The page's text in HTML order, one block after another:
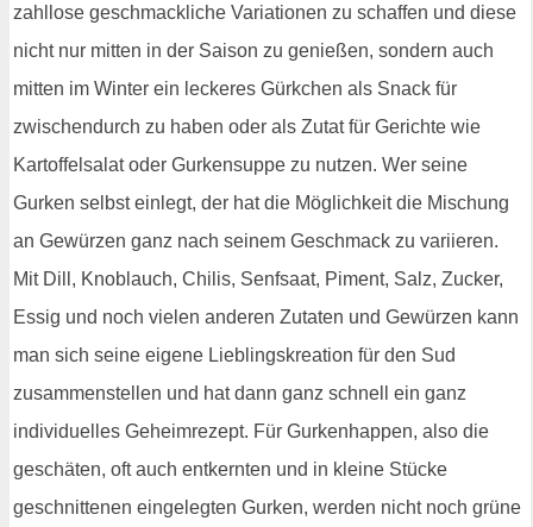
zahllose geschmackliche Variationen zu schaffen und diese
nicht nur mitten in der Saison zu genießen, sondern auch
mitten im Winter ein leckeres Gürkchen als Snack für
zwischendurch zu haben oder als Zutat für Gerichte wie
Kartoffelsalat oder Gurkensuppe zu nutzen. Wer seine
Gurken selbst einlegt, der hat die Möglichkeit die Mischung
an Gewürzen ganz nach seinem Geschmack zu variieren.
Mit Dill, Knoblauch, Chilis, Senfsaat, Piment, Salz, Zucker,
Essig und noch vielen anderen Zutaten und Gewürzen kann
man sich seine eigene Lieblingskreation für den Sud
zusammenstellen und hat dann ganz schnell ein ganz
individuelles Geheimrezept. Für Gurkenhappen, also die
geschäten, oft auch entkernten und in kleine Stücke
geschnittenen eingelegten Gurken, werden nicht noch grüne